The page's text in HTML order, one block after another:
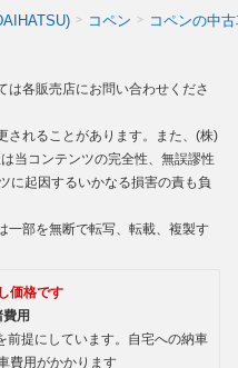
コペン コペンの中
は各販売店にお問い合わせくださ
されることがあります。また、(株)
当コンテンツの完全性、無誤謬性
に起因するいかなる損害の責も負
一部を無断で転写、転載、複製す
価格です
用
前提にしています。自宅への納車
費用がかかります